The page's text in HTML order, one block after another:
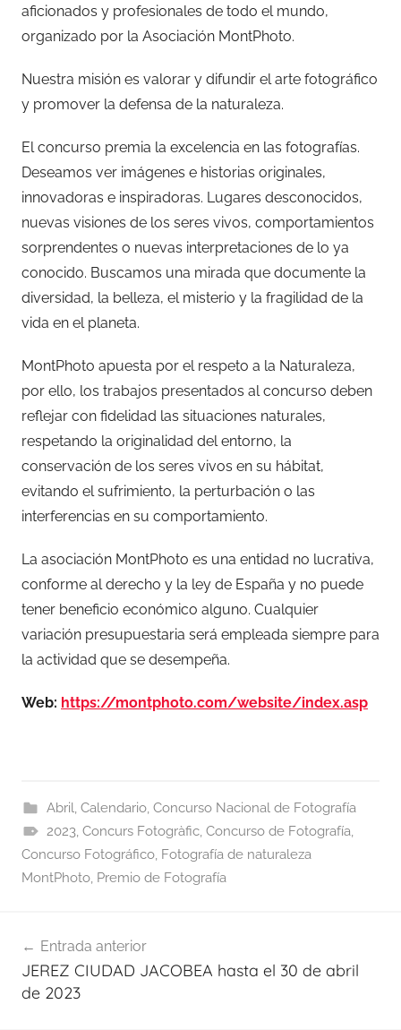
aficionados y profesionales de todo el mundo,
organizado por la Asociación MontPhoto.
Nuestra misión es valorar y difundir el arte fotográfico
y promover la defensa de la naturaleza.
El concurso premia la excelencia en las fotografías.
Deseamos ver imágenes e historias originales,
innovadoras e inspiradoras. Lugares desconocidos,
nuevas visiones de los seres vivos, comportamientos
sorprendentes o nuevas interpretaciones de lo ya
conocido. Buscamos una mirada que documente la
diversidad, la belleza, el misterio y la fragilidad de la
vida en el planeta.
MontPhoto apuesta por el respeto a la Naturaleza,
por ello, los trabajos presentados al concurso deben
reflejar con fidelidad las situaciones naturales,
respetando la originalidad del entorno, la
conservación de los seres vivos en su hábitat,
evitando el sufrimiento, la perturbación o las
interferencias en su comportamiento.
La asociación MontPhoto es una entidad no lucrativa,
conforme al derecho y la ley de España y no puede
tener beneficio económico alguno. Cualquier
variación presupuestaria será empleada siempre para
la actividad que se desempeña.
Web: https://montphoto.com/website/index.asp
Abril, Calendario, Concurso Nacional de Fotografía
2023, Concurs Fotogràfic, Concurso de Fotografía,
Concurso Fotográfico, Fotografía de naturaleza
MontPhoto, Premio de Fotografía
de
entradas
Entrada anterior
JEREZ CIUDAD JACOBEA hasta el 30 de abril
de 2023